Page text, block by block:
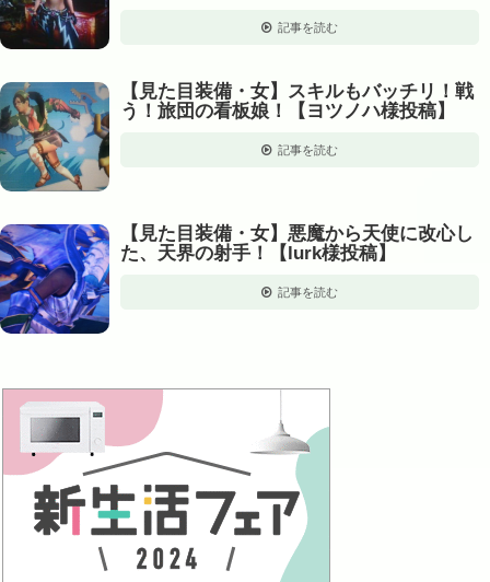
記事を読む
【見た目装備・女】スキルもバッチリ！戦
う！旅団の看板娘！【ヨツノハ様投稿】
記事を読む
【見た目装備・女】悪魔から天使に改心し
た、天界の射手！【lurk様投稿】
記事を読む